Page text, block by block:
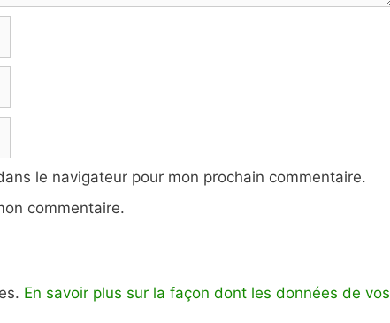
le navigateur pour mon prochain commentaire.
commentaire.
En savoir plus sur la façon dont les données de vos